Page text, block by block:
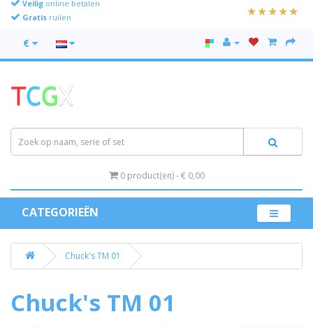
Gratis
€
0 product(en) - € 0,00
CATEGORIEËN
Chuck's TM 01
Chuck's TM 01